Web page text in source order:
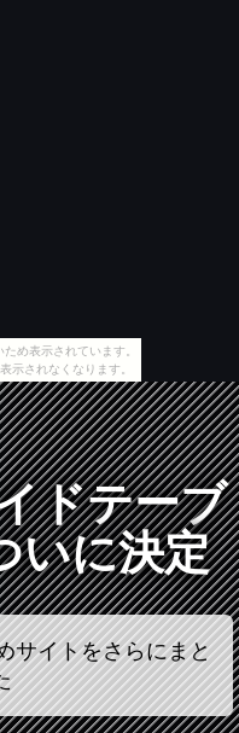
め表示されています。
示されなくなります。
ドテーブ
いに決定
サイトをさらにまと